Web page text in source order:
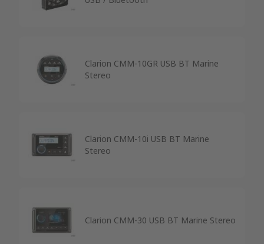
Clarion CMM-10GR USB BT Marine
Stereo
Clarion CMM-10i USB BT Marine
Stereo
Clarion CMM-30 USB BT Marine Stereo